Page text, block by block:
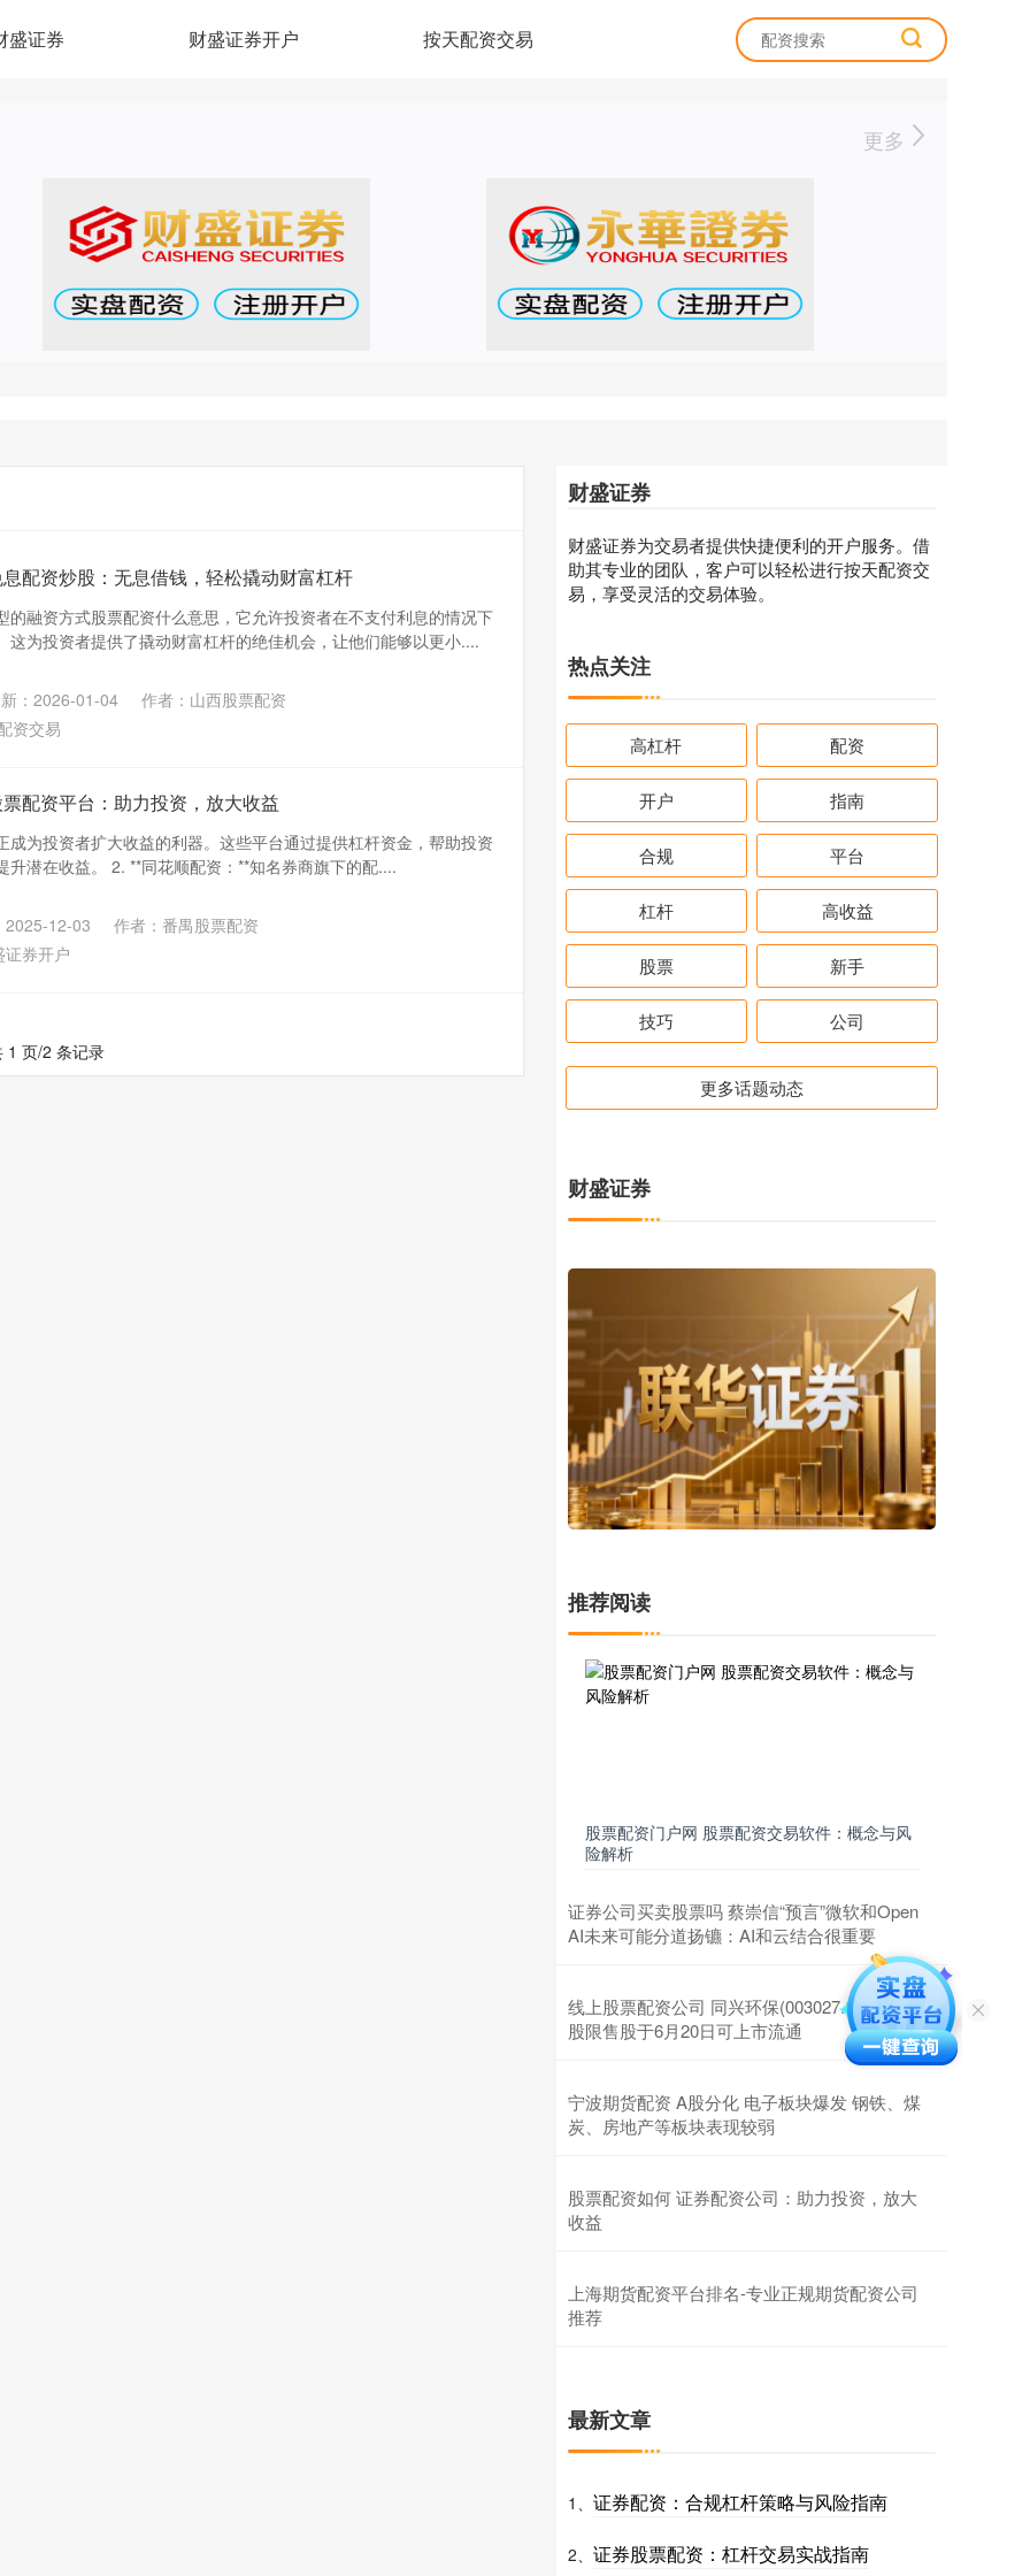
盛证券 财盛证券开户 按天配资交易
更多
配资炒股：无息借钱，轻松撬动财富杠杆
的融资方式股票配资什么意思，它允许投资者在不支付利息的情况下
这为投资者提供了撬动财富杠杆的绝佳机会，让他们能够以更小....
：2026-01-04
作者：山西股票配资
资交易
配资平台：助力投资，放大收益
成为投资者扩大收益的利器。这些平台通过提供杠杆资金，帮助投资
升潜在收益。 2. **同花顺配资：**知名券商旗下的配....
2025-12-03
作者：番禺股票配资
证券开户
1 页/2 条记录
财盛证券
财盛证券为交易者提供快捷便利的开户服务。借
助其专业的团队，客户可以轻松进行按天配资交
易，享受灵活的交易体验。
热点关注
高杠杆 配资
开户 指南
合规 平台
杠杆 高收益
股票 新手
技巧 公司
更多话题动态
财盛证券
推荐阅读
股票配资门户网 股票配资交易软件：概念与风
险解析
证券公司买卖股票吗 蔡崇信“预言”微软和Open
AI未来可能分道扬镳：AI和云结合很重要
线上股票配资公司 同兴环保(003027.SZ)6321万
股限售股于6月20日可上市流通
宁波期货配资 A股分化 电子板块爆发 钢铁、煤
炭、房地产等板块表现较弱
股票配资如何 证券配资公司：助力投资，放大
收益
上海期货配资平台排名-专业正规期货配资公司
推荐
最新文章
1、 证券配资：合规杠杆策略与风险指南
2、 证券股票配资：杠杆交易实战指南